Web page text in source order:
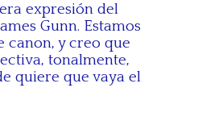
expresión del
Gunn. Estamos
canon, y creo que
tonalmente,
quiere que vaya el